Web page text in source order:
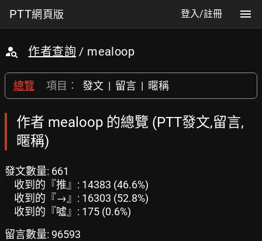
PTT網頁版 登入/註冊
作者查詢 / mealoop
總覽 項目： 發文 | 留言 | 暱稱
作者 mealoop 的總覽 (PTT發文,留言,
暱稱)
發文數量: 661
收到的『推』: 14383 (46.6%)
收到的『→』: 16303 (52.8%)
收到的『噓』: 175 (0.6%)
留言數量: 96593